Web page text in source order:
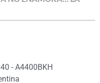
- A4400BKH